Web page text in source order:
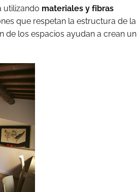
utilizando materiales y fibras
que respetan la estructura de la
de los espacios ayudan a crean un